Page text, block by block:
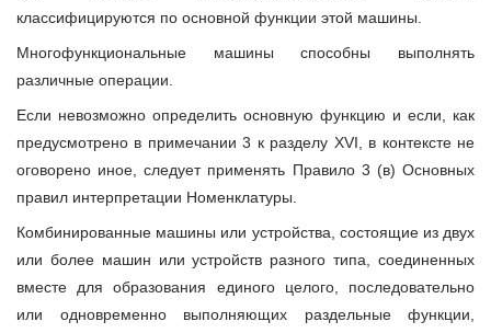
классифицируются по основной функции этой машины.
Многофункциональные машины способны выполнять
различные операции.
Если невозможно определить основную функцию и если, как
предусмотрено в примечании 3 к разделу XVI, в контексте не
оговорено иное, следует применять Правило 3 (в) Основных
правил интерпретации Номенклатуры.
Комбинированные машины или устройства, состоящие из двух
или более машин или устройств разного типа, соединенных
вместе для образования единого целого, последовательно
или одновременно выполняющих раздельные функции,